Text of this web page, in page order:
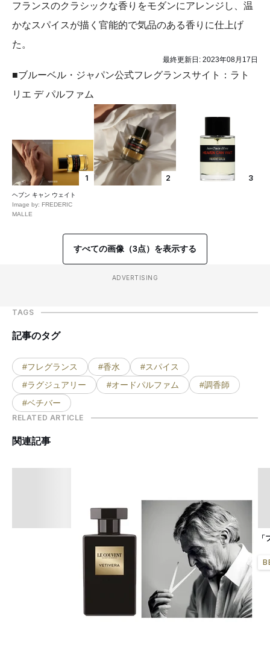
フランスのクラシックな香りをモダンにアレンジし、温
かなスパイスが描く官能的で気品のある香りに仕上げ
た。
最終更新日: 2023年08月17日
■ブルーベル・ジャパン公式フレグランスサイト：ラト
リエ デ パルファム
1
ヘブン キャン ウェイト
Image by: FREDERIC
MALLE
2 3
すべての画像（3点）を表示する
ADVERTISING
TAGS
記事のタグ
#フレグランス #香水
#スパイス
#ラグジュアリー
#オードパルファム
#調香師
#ベチバー
RELATED ARTICLE
関連記事